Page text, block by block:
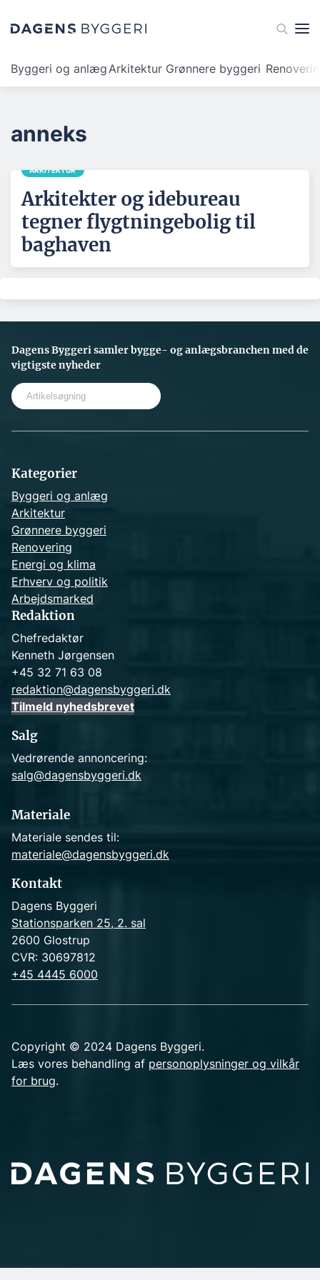
Byggeri og anlægArkitektur Grønnere byggeri
anneks
ARKITEKTUR
Arkitekter og idebureau
tegner flygtningebolig til
baghaven
Dagens Byggeri samler bygge- og anlægsbranchen med de
vigtigste nyheder
Kategorier
Byggeri og anlæg
Arkitektur
Grønnere byggeri
Renovering
Energi og klima
Erhverv og politik
Arbejdsmarked
Redaktion
Chefredaktør
Kenneth Jørgensen
+45 32 71 63 08
redaktion@dagensbyggeri.dk
Tilmeld nyhedsbrevet
Salg
Vedrørende annoncering:
salg@dagensbyggeri.dk
Materiale
Materiale sendes til:
materiale@dagensbyggeri.dk
Kontakt
Dagens Byggeri
Stationsparken 25, 2. sal
2600 Glostrup
CVR: 30697812
+45 4445 6000
Copyright © 2024 Dagens Byggeri.
Læs vores behandling af personoplysninger og vilkår
for brug.